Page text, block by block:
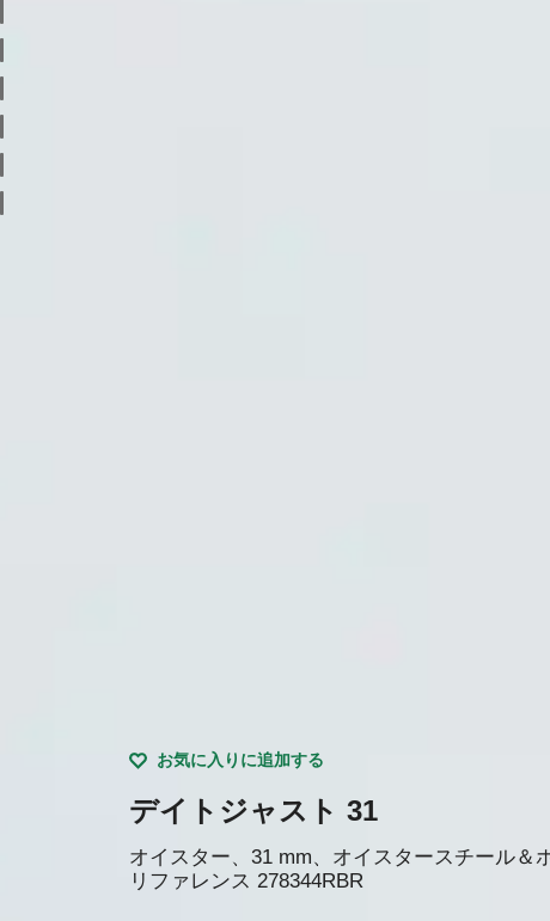
お気に入りに追加する
デイトジャスト 31
オイスター、31 mm、オイスタースチール＆
リファレンス 278344RBR